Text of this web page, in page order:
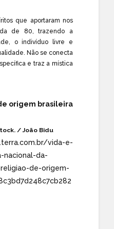
que aportaram nos
de 80, trazendo a
o indivíduo livre e
Não se conecta
e traz a mística
origem brasileira
/ João Bidu
vida-e-
da-
de-origem-